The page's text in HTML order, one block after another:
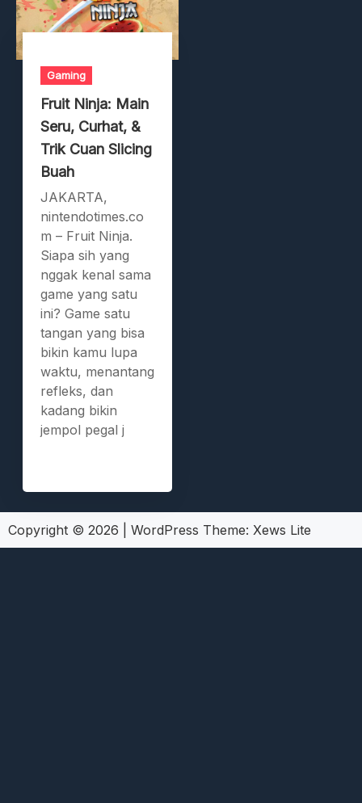
Gaming
Fruit Ninja: Main
Seru, Curhat, &
Trik Cuan Slicing
Buah
JAKARTA,
nintendotimes.co
m – Fruit Ninja.
Siapa sih yang
nggak kenal sama
game yang satu
ini? Game satu
tangan yang bisa
bikin kamu lupa
waktu, menantang
refleks, dan
kadang bikin
jempol pegal j
Copyright © 2026 WordPress Theme: Xews Lite